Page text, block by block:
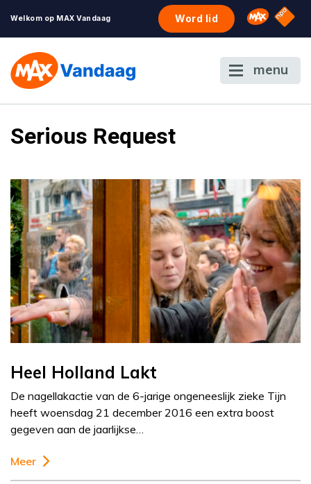
Welkom op MAX Vandaag Word lid Omroep
NPO
menu
Serious Request
Heel Holland Lakt
De nagellakactie van de 6-jarige ongeneeslijk zieke Tijn
heeft woensdag 21 december 2016 een extra boost
gegeven aan de jaarlijkse…
Meer